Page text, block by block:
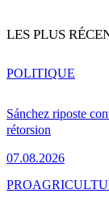
LES PLUS
Sánchez riposte
rétorsion
07.08.2026
POLITIQUE
PRO